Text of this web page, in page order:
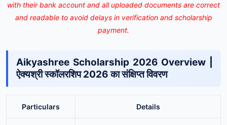
with their bank account and all uploaded documents are correct
and readable to avoid delays in verification and scholarship
payment.
Aikyashree Scholarship 2026 Overview |
ऐक्यश्री स्कॉलरशिप 2026 का संक्षिप्त विवरण
Particulars Details